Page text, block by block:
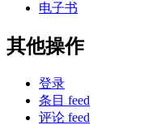
电子书
其他操作
登录
条目 feed
评论 feed